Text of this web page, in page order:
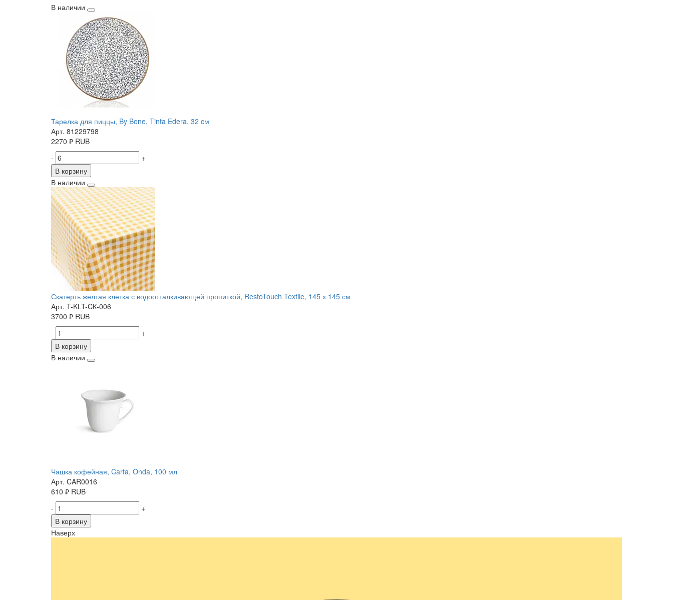
В наличии
Тарелка для пиццы, By Bone, Tinta Edera, 32 cм
Арт. 81229798
2270 ₽ RUB
-
+
В корзину
В наличии
Скатерть желтая клетка с водоотталкивающей пропиткой, RestoTouch Textile, 145 х 145 см
Арт. T-KLT-CК-006
3700 ₽ RUB
-
+
В корзину
В наличии
Чашка кофейная, Carta, Onda, 100 мл
Арт. CAR0016
610 ₽ RUB
-
+
В корзину
Наверх